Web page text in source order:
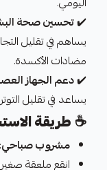
✔️تحسين صحة
يساهم في تقليل
مضادات الأكسدة.
✔️دعم الجهاز
يساعد في تقليل
☕طريقة
مشروب صباحي:
انقع ملعقة